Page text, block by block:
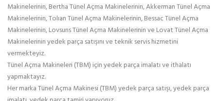
Makinelerinin, Bertha Tünel Açma Makinelerinin, Akkerman Tünel Açma
Makinelerinin, Tolıan Tünel Açma Makinelerinin, Bessac Tünel Açma
Makinelerinin, Lovsuns Tünel Açma Makinelerinin ve Lovat Tünel Açma
Makinelerinin yedek parça satışını ve teknik servis hizmetini
vermekteyiz.
Tünel Açma Makineleri (TBM) için yedek parça imalatı ve ithalatı
yapmaktayız.
Her marka Tünel Açma Makinesi (TBM) yedek parça satışı, yedek parça